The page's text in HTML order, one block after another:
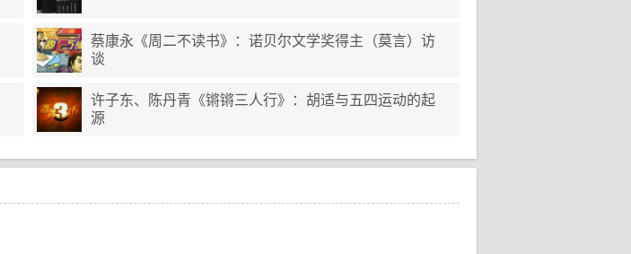
蔡康永《周二不读书》：诺贝尔文学奖得主（莫言）访
谈
许子东、陈丹青《锵锵三人行》：胡适与五四运动的起
源